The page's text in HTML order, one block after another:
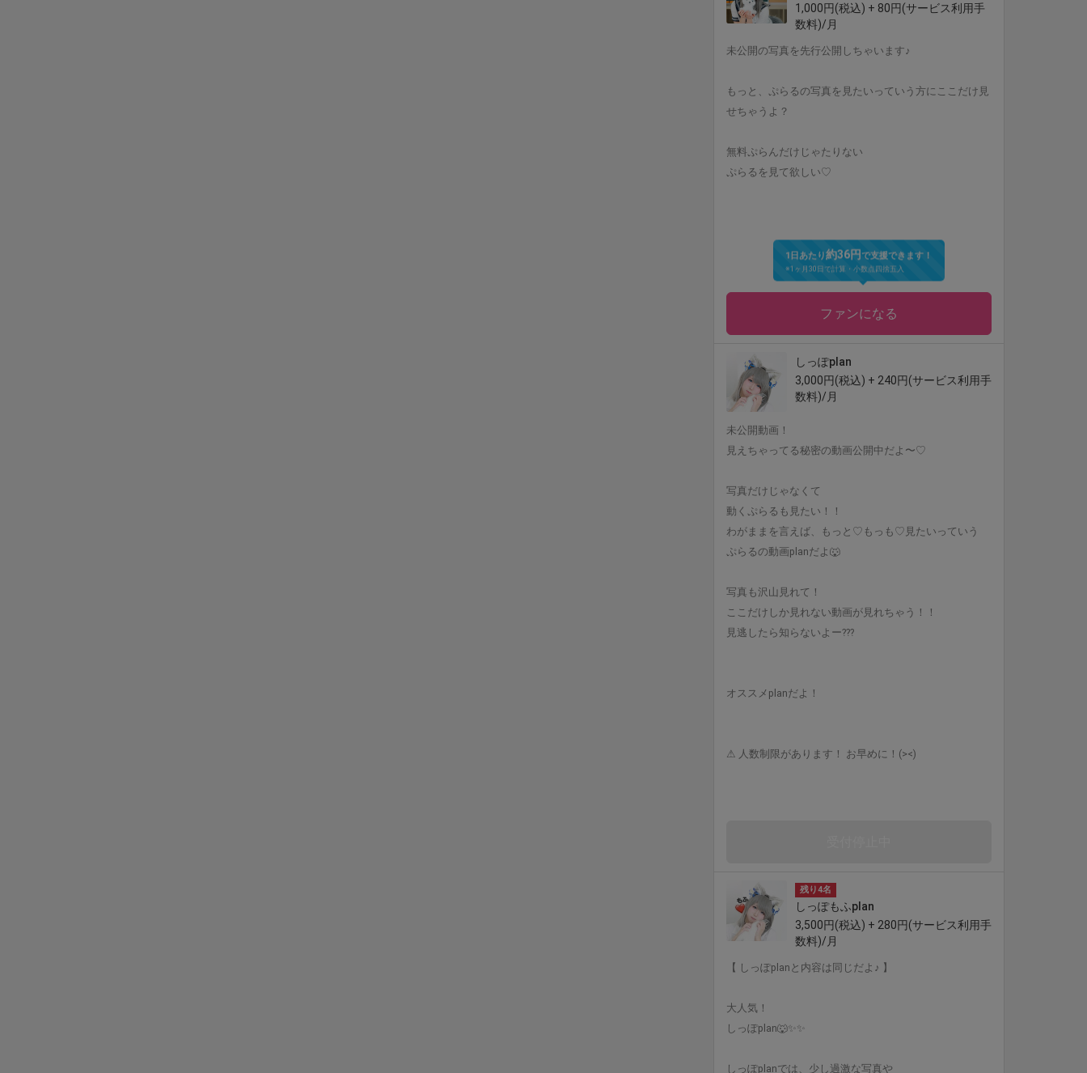
1,000円(税込) + 80円(サービス利用手
数料)/月
未公開の写真を先行公開しちゃいます♪
もっと、ぷらるの写真を見たいっていう方にここだけ見
せちゃうよ？
無料ぷらんだけじゃたりない
ぷらるを見て欲しい♡
1日あたり約36円で支援できます！
※1ヶ月30日で計算・小数点四捨五入
ファンになる
しっぽplan
3,000円(税込) + 240円(サービス利用手
数料)/月
未公開動画！
見えちゃってる秘密の動画公開中だよ〜♡
写真だけじゃなくて
動くぷらるも見たい！！
わがままを言えば、もっと♡もっも♡見たいっていう
ぷらるの動画planだよ🐺
写真も沢山見れて！
ここだけしか見れない動画が見れちゃう！！
見逃したら知らないよー???
オススメplanだよ！
⚠︎ 人数制限があります！ お早めに！(><)
残り4名
しっぽもふplan
3,500円(税込) + 280円(サービス利用手
数料)/月
【 しっぽplanと内容は同じだよ♪ 】
大人気！
しっぽplan🐺✨✨
しっぽplanでは、少し過激な写真や